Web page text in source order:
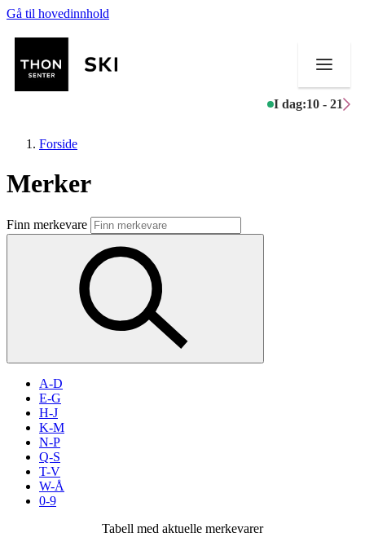
Gå til hovedinnhold
I dag:10 - 21
Butikker
Mat og drikke
Aktiviteter
Inspirasjon
Søk
Forside
Merker
Finn merkevare
A-D
E-G
H-J
K-M
N-P
Q-S
T-V
W-Å
0-9
Tabell med aktuelle merkevarer